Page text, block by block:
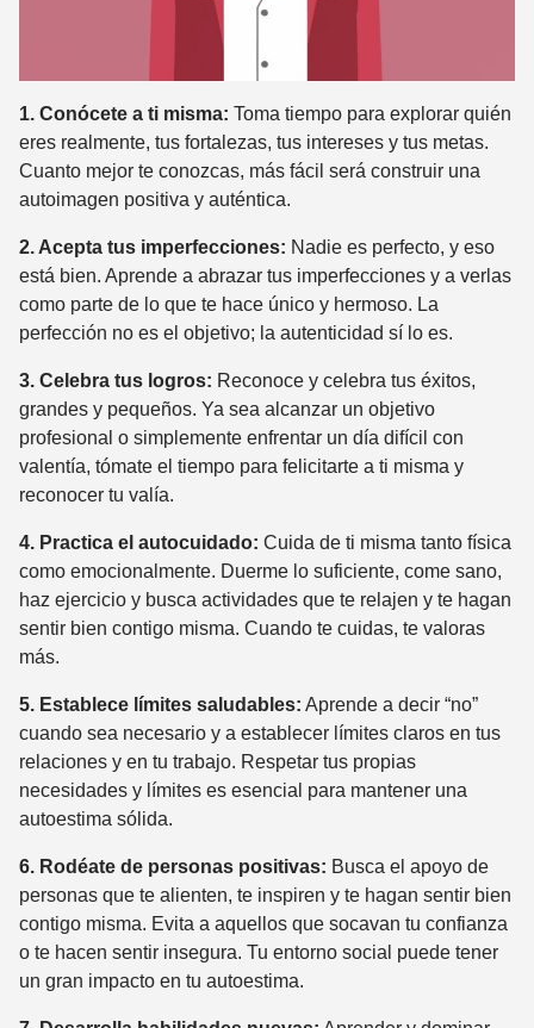
1. Conócete a ti misma: Toma tiempo para explorar quién
eres realmente, tus fortalezas, tus intereses y tus metas.
Cuanto mejor te conozcas, más fácil será construir una
autoimagen positiva y auténtica.
2. Acepta tus imperfecciones: Nadie es perfecto, y eso
está bien. Aprende a abrazar tus imperfecciones y a verlas
como parte de lo que te hace único y hermoso. La
perfección no es el objetivo; la autenticidad sí lo es.
3. Celebra tus logros: Reconoce y celebra tus éxitos,
grandes y pequeños. Ya sea alcanzar un objetivo
profesional o simplemente enfrentar un día difícil con
valentía, tómate el tiempo para felicitarte a ti misma y
reconocer tu valía.
4. Practica el autocuidado: Cuida de ti misma tanto física
como emocionalmente. Duerme lo suficiente, come sano,
haz ejercicio y busca actividades que te relajen y te hagan
sentir bien contigo misma. Cuando te cuidas, te valoras
más.
5. Establece límites saludables: Aprende a decir “no”
cuando sea necesario y a establecer límites claros en tus
relaciones y en tu trabajo. Respetar tus propias
necesidades y límites es esencial para mantener una
autoestima sólida.
6. Rodéate de personas positivas: Busca el apoyo de
personas que te alienten, te inspiren y te hagan sentir bien
contigo misma. Evita a aquellos que socavan tu confianza
o te hacen sentir insegura. Tu entorno social puede tener
un gran impacto en tu autoestima.